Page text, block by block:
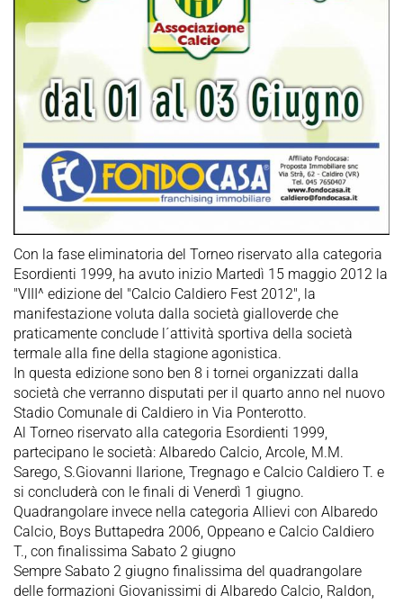
Con la fase eliminatoria del Torneo riservato alla categoria
Esordienti 1999, ha avuto inizio Martedì 15 maggio 2012 la
"VIII^ edizione del "Calcio Caldiero Fest 2012", la
manifestazione voluta dalla società gialloverde che
praticamente conclude l´attività sportiva della società
termale alla fine della stagione agonistica.
In questa edizione sono ben 8 i tornei organizzati dalla
società che verranno disputati per il quarto anno nel nuovo
Stadio Comunale di Caldiero in Via Ponterotto.
Al Torneo riservato alla categoria Esordienti 1999,
partecipano le società: Albaredo Calcio, Arcole, M.M.
Sarego, S.Giovanni Ilarione, Tregnago e Calcio Caldiero T. e
si concluderà con le finali di Venerdì 1 giugno.
Quadrangolare invece nella categoria Allievi con Albaredo
Calcio, Boys Buttapedra 2006, Oppeano e Calcio Caldiero
T., con finalissima Sabato 2 giugno
Sempre Sabato 2 giugno finalissima del quadrangolare
delle formazioni Giovanissimi di Albaredo Calcio, Raldon,